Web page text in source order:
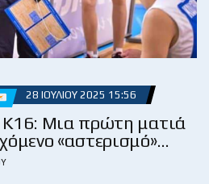
28 ΙΟΥΛΊΟΥ 2025 15:56
Κ16: Μια πρώτη ματιά
«αστερισμό»…